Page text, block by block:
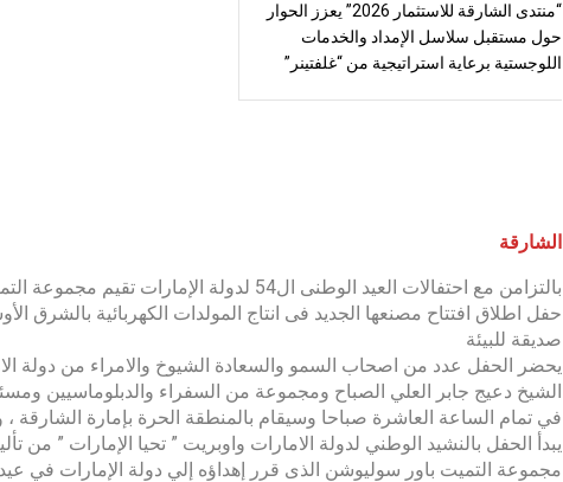
“منتدى الشارقة للاستثمار 2026” يعزز الحوار
حول مستقبل سلاسل الإمداد والخدمات
اللوجستية برعاية استراتيجية من “غلفتينر”
الشارقة
بالتزامن مع احتفالات العيد الوطنى ال54
حفل اطلاق افتتاح مصنعها الجديد فى انتاج المولدات الكهربائية بالشرق
صديقة للبيئة
يحضر الحفل عدد من اصحاب السمو والسعادة الشيوخ والامراء من دولة
في تمام الساعة العاشرة صباحا وسيقام بالمنطقة الحرة بإمارة الشارقة ،
يبدأ الحفل بالنشيد الوطني لدولة الامارات واوبريت ” تحيا الإمارات ”
مجموعة التميت باور سوليوشن الذى قرر إهداؤه إلي دولة الإمارات في